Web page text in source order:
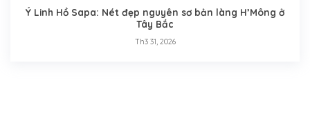
Ý Linh Hồ Sapa: Nét đẹp nguyên sơ bản làng H’Mông ở
Tây Bắc
Th3 31, 2026